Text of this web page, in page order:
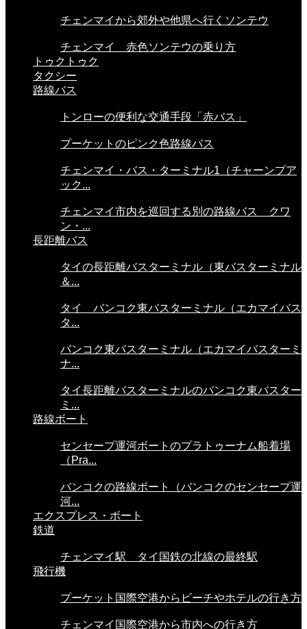
チェンマイから郊外や他県へ行くソンテウ
チェンマイ 赤色ソンテウの乗り方
トゥクトゥク
タクシー
路線バス
トンローの便利な交通手段「赤バス」
プーケットのピンク色路線バス
チェンマイ・バス・ターミナル1（チャーンプア
ック...
チェンマイ市内を巡回する別の路線バス クワ
ン・...
長距離バス
タイの長距離バスターミナル（東バスターミナル
＆...
タイ バンコク東バスターミナル（エカマイバス
タ...
バンコク東バスターミナル（エカマイバスターミ
ナ...
タイ長距離バスターミナルのバンコク東バスター
ミ...
路線ボート
センセープ運河ボートのプラトゥーナム船着場
（Pra...
バンコクの路線ボート（バンコクのセンセープ運
河...
エクスプレス・ボート
鉄道
チェンマイ駅 タイ国鉄の北線の最終駅
飛行機
プーケット国際空港からビーチやホテルの行き方
チェンマイ国際空港から市内への行き方